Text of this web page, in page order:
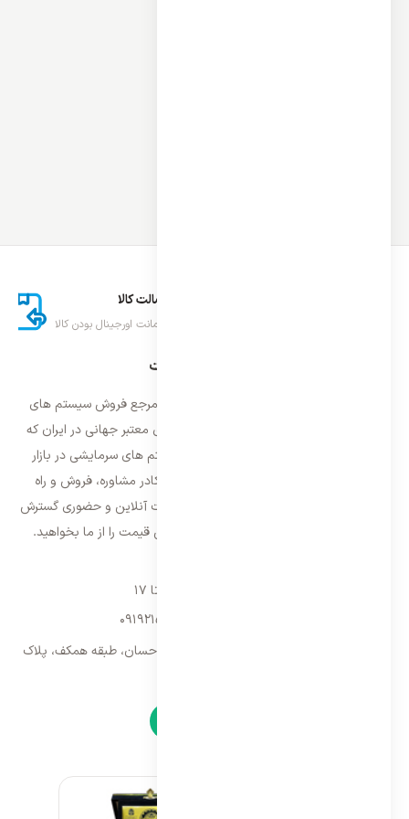
اصالت کالا
ضمانت اورجینال بودن کالا
درباره ایران اسپلیت
فروشگاه ایران اسپلیت اولین و معتمد ترین مرجع فروش سیستم های
تهویه مطبوع و سرمایشی وارداتی با برند های معتبر جهانی در ایران که
فعالیت خود را از سال ۱۳۸۷ با فروش سیستم های سرمایشی در بازار
تهران شروع و از سال ۱۳۹۵ با بهره گیری از کادر مشاوره، فروش و راه
اندازی، فعالیت خود را در سراسر کشور به صورت آنلاین و حضوری گسترش
داده است. با کیفیت ترین خدمات و بهترین قیمت را از ما بخواهید.
09192157173
تهران، سه راه امین حضور، مجتمع تجاری احسان، طبقه همکف، پلاک